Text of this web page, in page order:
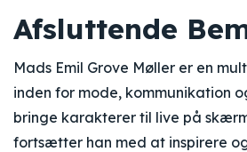
Afsluttende
Mads Emil Grove Møller er en
inden for mode, kommunikation
bringe karakterer til live på
fortsætter han med at inspirere